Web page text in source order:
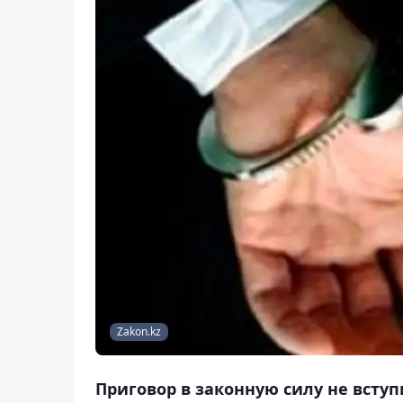
Zakon.kz
Приговор в законную силу не